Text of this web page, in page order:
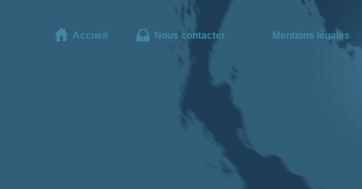
Accueil Nous contacter Mentions légales